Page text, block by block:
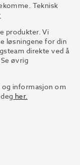
Teknisk
produkter. Vi
løsningene for din
direkte ved å
Se øvrig
informasjon om
her.